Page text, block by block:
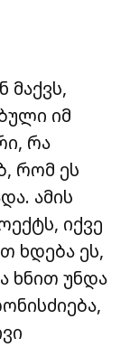
მაქვს,
იმ
რა
რომ ეს
ამის
იქვე
ხდება ეს,
ხნით უნდა